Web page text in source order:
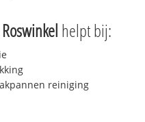
helpt bij:
reiniging